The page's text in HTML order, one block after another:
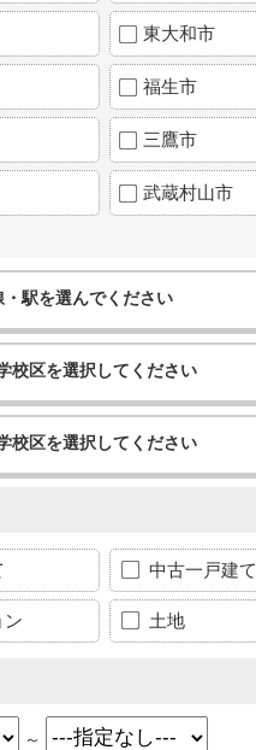
東大和市
福生市
三鷹市
武蔵村山市
・駅を選んでください
校区を選択してください
校区を選択してください
中古一戸建て
ン 土地
～